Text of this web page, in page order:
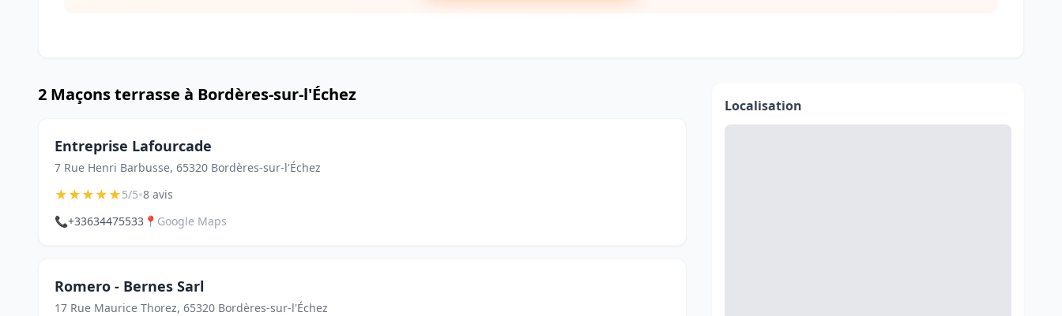
2 Maçons terrasse à Bordères-sur-l'Échez
Entreprise Lafourcade
7 Rue Henri Barbusse, 65320 Bordères-sur-l'Échez
★★★★★5/5•8 avis
📞+33634475533 📍 Google Maps
Romero - Bernes Sarl
17 Rue Maurice Thorez, 65320 Bordères-sur-l'Échez
Localisation